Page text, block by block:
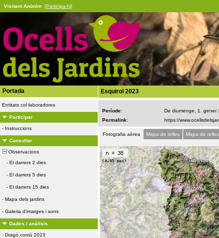
Visitant Anònim [Participa-hi]
Portada
Entitats col·laboradores
Participar
- Instruccions
Consultar
Observacions
- El darrers 2 dies
- El darrers 5 dies
- El darrers 15 dies
- Mapa dels jardins
- Galeria d'imatges i sons
Dades i anàlisis
- Dragó comú 2023
Esquirol 2023
Període:
De diumenge, 1. gener
Permalink:
Fotografia aèrea Mapa de relleu Mapa de